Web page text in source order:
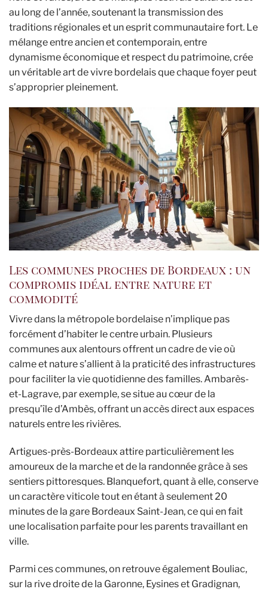
au long de l’année, soutenant la transmission des
traditions régionales et un esprit communautaire fort. Le
mélange entre ancien et contemporain, entre
dynamisme économique et respect du patrimoine, crée
un véritable art de vivre bordelais que chaque foyer peut
s’approprier pleinement.
Les communes proches de Bordeaux : un
compromis idéal entre nature et
commodité
Vivre dans la métropole bordelaise n’implique pas
forcément d’habiter le centre urbain. Plusieurs
communes aux alentours offrent un cadre de vie où
calme et nature s’allient à la praticité des infrastructures
pour faciliter la vie quotidienne des familles. Ambarès-
et-Lagrave, par exemple, se situe au cœur de la
presqu’île d’Ambès, offrant un accès direct aux espaces
naturels entre les rivières.
Artigues-près-Bordeaux attire particulièrement les
amoureux de la marche et de la randonnée grâce à ses
sentiers pittoresques. Blanquefort, quant à elle, conserve
un caractère viticole tout en étant à seulement 20
minutes de la gare Bordeaux Saint-Jean, ce qui en fait
une localisation parfaite pour les parents travaillant en
ville.
Parmi ces communes, on retrouve également Bouliac,
sur la rive droite de la Garonne, Eysines et Gradignan,